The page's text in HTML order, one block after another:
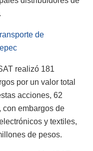
de
realizó 181
por un valor total
acciones, 62
embargos de
y textiles,
de pesos.